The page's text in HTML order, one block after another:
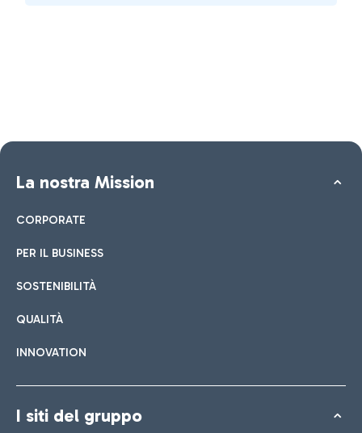
La nostra Mission
CORPORATE
PER IL BUSINESS
SOSTENIBILITÀ
QUALITÀ
INNOVATION
I siti del gruppo